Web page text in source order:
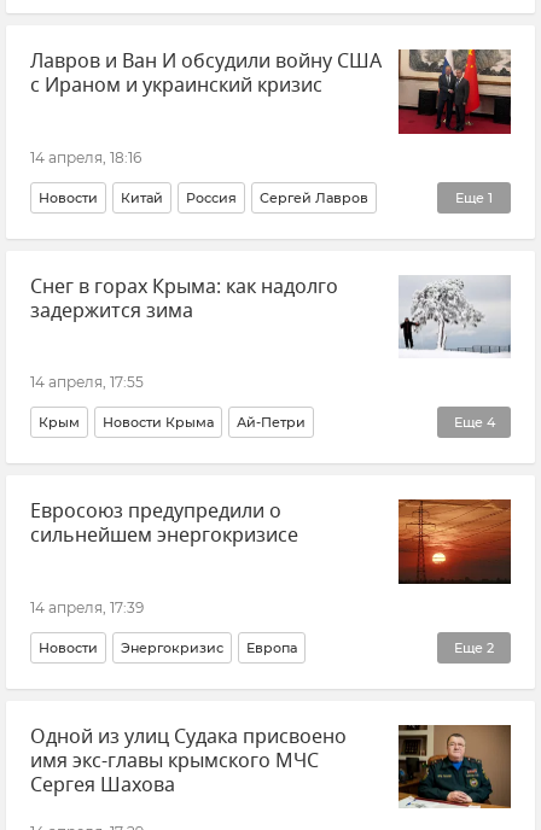
Владимир Путин (политик)
Лавров и Ван И обсудили войну США
с Ираном и украинский кризис
14 апреля, 18:16
Еще 1
Новости Китай Россия Сергей Лавров
Ван И
Снег в горах Крыма: как надолго
задержится зима
14 апреля, 17:55
Еще 4
Крым Новости Крыма Ай-Петри
Погода в Крыму Крымская погода
Татьяна Любецкая Крымский гидрометцентр
Евросоюз предупредили о
сильнейшем энергокризисе
14 апреля, 17:39
Еще 2
Новости Энергокризис Европа
Международный валютный фонд (МВФ) Прогноз
Одной из улиц Судака присвоено
имя экс-главы крымского МЧС
Сергея Шахова